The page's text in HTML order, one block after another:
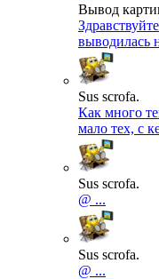
Вывод
выводилась
Sus scrofa.
Как много
мало тех, с
Sus scrofa.
@ ...
Sus scrofa.
@ ...